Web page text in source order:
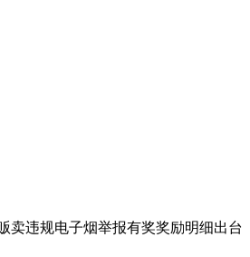
卖违规电子烟举报有奖奖励明细出台